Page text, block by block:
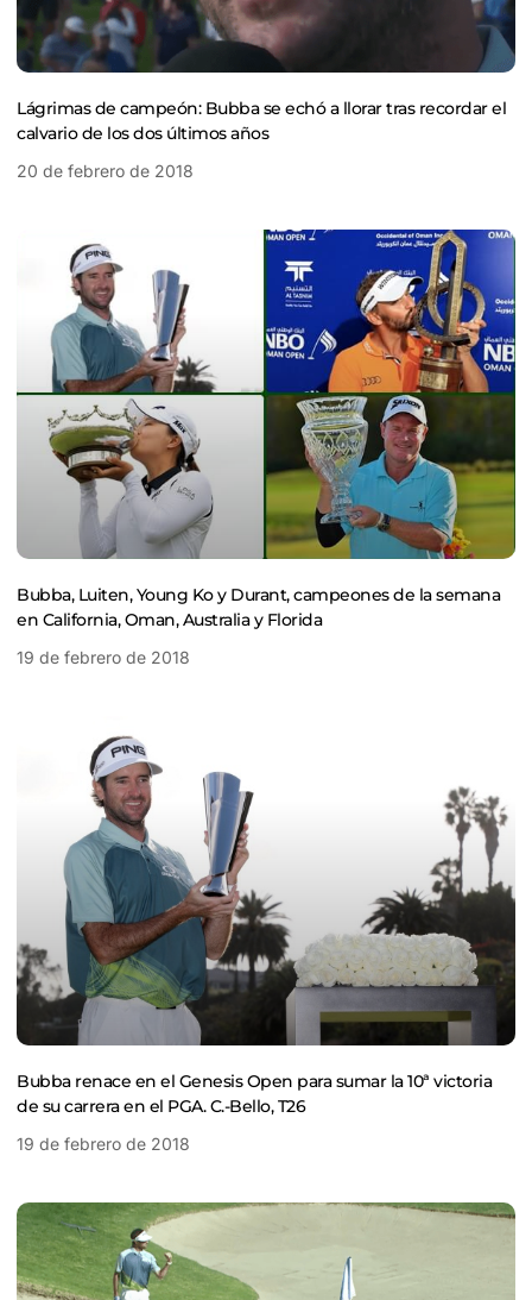
Lágrimas de campeón: Bubba se echó a llorar tras recordar el
calvario de los dos últimos años
20 de febrero de 2018
Bubba, Luiten, Young Ko y Durant, campeones de la semana
en California, Oman, Australia y Florida
19 de febrero de 2018
Bubba renace en el Genesis Open para sumar la 10ª victoria
de su carrera en el PGA. C.-Bello, T26
19 de febrero de 2018